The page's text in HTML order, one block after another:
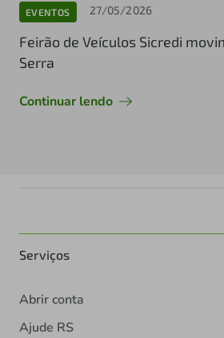
EVENTOS 27/05/2026
Feirão de Veículos Sicredi
Serra
Continuar lendo
Serviços
Abrir conta
Ajude RS